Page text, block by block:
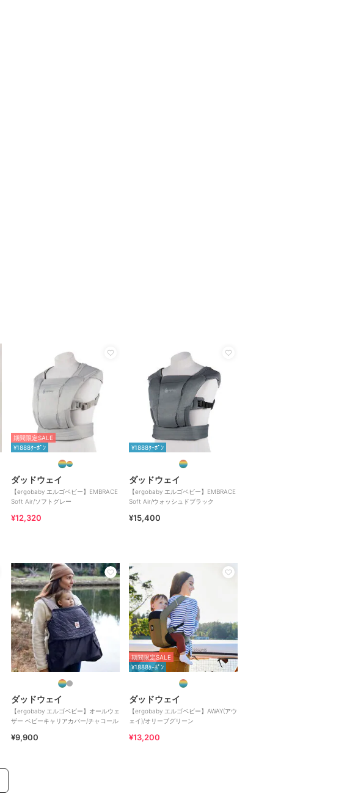
期間限定SALE
¥1888ｸｰﾎﾟﾝ
ダッドウェイ
【ergobaby エルゴベビー】EMBRACE
Soft Air/ソフトグレー
¥12,320
¥1888ｸｰﾎﾟﾝ
ダッドウェイ
【ergobaby エルゴベビー】EMBRACE
Soft Air/ウォッシュドブラック
¥15,400
ダッドウェイ
【ergobaby エルゴベビー】オールウェ
ザー ベビーキャリアカバー/チャコール
¥9,900
期間限定SALE
¥1888ｸｰﾎﾟﾝ
ダッドウェイ
【ergobaby エルゴベビー】AWAY(アウ
ェイ)/オリーブグリーン
¥13,200